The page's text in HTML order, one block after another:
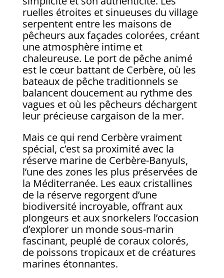
ruelles étroites et sinueuses du village
serpentent entre les maisons de
pêcheurs aux façades colorées, créant
une atmosphère intime et
chaleureuse. Le port de pêche animé
est le cœur battant de Cerbère, où les
bateaux de pêche traditionnels se
balancent doucement au rythme des
vagues et où les pêcheurs déchargent
leur précieuse cargaison de la mer.
Mais ce qui rend Cerbère vraiment
spécial, c’est sa proximité avec la
réserve marine de Cerbère-Banyuls,
l’une des zones les plus préservées de
la Méditerranée. Les eaux cristallines
de la réserve regorgent d’une
biodiversité incroyable, offrant aux
plongeurs et aux snorkelers l’occasion
d’explorer un monde sous-marin
fascinant, peuplé de coraux colorés,
de poissons tropicaux et de créatures
marines étonnantes.